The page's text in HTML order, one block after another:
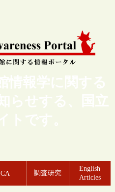
情報学に関する
らせする、国立
トです。
CA 調査研究
English
Articles